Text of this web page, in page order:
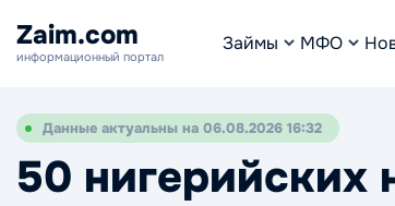
Zaim.com
информационный портал
Займы МФО
Данные актуальны на 06.08.2026 16:32
50 нигерийских